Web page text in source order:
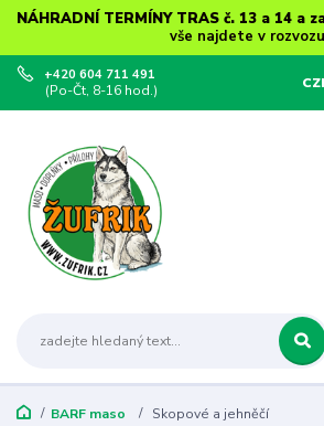
NÁHRADNÍ TERMÍNY TRAS č. 13 a 14 a
vše najdete v rozvozu
+420 604 711 491
(Po-Čt, 8-16 hod.)
BARF maso Skopové a jehněčí